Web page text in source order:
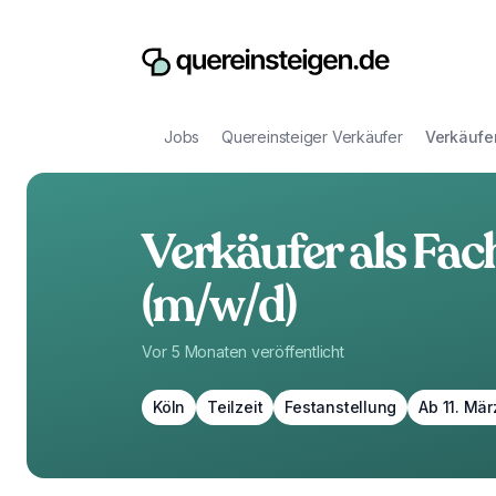
Jobs Quereinsteiger Verkäufer
Verkäufer als
(m/w/d)
Vor 5 Monaten veröffentlicht
Köln Teilzeit Festanstellung Ab 11.